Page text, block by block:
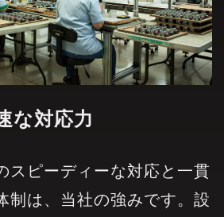
な対応力
スピーディーな対応と一貫
制は、当社の強みです。設